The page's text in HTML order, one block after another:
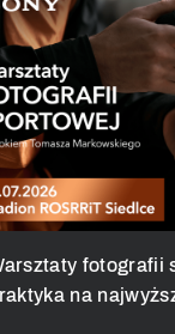
fotografii
na